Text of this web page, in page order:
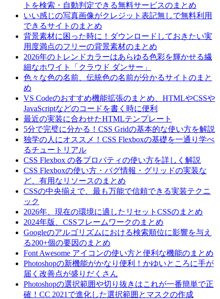
トを検索・自動判定できる無料サービスのまとめ
いい感じの写真画像がクレジット表記無しで無料利用
できるサイトのまとめ
背景素材に困った時に！ダウンロードしておきたい実
用度満点のフリーの背景素材のまとめ
2026年のトレンドカラーはあらゆる色彩を輝かせる繊
細なホワイト「クラウド ダンサー」
色々な色の名前、伝統色の名前が分かるサイトのまと
め
VS Codeのおすすめ機能拡張のまとめ、HTMLやCSSや
JavaScriptなどのコードを書く時に便利
最近の実装に合わせたHTMLテンプレート
5分で完璧に分かる！CSS Gridの基本的な使い方を解説
独学の人にオススメ！CSS Flexboxの基礎を一通り学べ
るチュートリアル
CSS Flexbox の各プロパティの使い方を詳しく解説
CSS Flexboxの使い方・バグ情報・グリッドの実装な
ど、有用なリソースのまとめ
CSSの中央揃えで、最も万能で信頼できる実装テクニ
ック
2026年、現在の環境に適したリセットCSSのまとめ
2024年版、CSSフレームワークのまとめ
Googleのアルゴリズムにおける検索順位に影響を与え
る200+個の要因のまとめ
Font Awesome アイコンの使い方と便利な機能のまとめ
Photoshopの新機能がかなり便利！かゆいところに手が
届く改善点が盛りだくさん
Photoshopの選択範囲や切り抜きはこれが一番簡単で正
確！CC 2021で進化した選択範囲とマスクの作成